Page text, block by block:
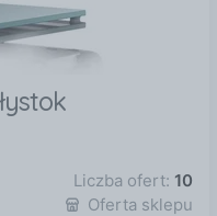
Liczba ofert: 10
Oferta sklepu